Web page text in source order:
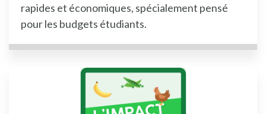
rapides et économiques, spécialement pensé
pour les budgets étudiants.